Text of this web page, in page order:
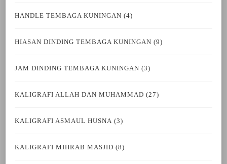
HANDLE TEMBAGA KUNINGAN (4)
HIASAN DINDING TEMBAGA KUNINGAN (9)
JAM DINDING TEMBAGA KUNINGAN (3)
KALIGRAFI ALLAH DAN MUHAMMAD (27)
KALIGRAFI ASMAUL HUSNA (3)
KALIGRAFI MIHRAB MASJID (8)